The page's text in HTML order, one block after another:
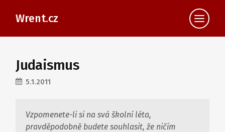
Wrent.cz
Judaismus
5.1.2011
Vzpomenete-li si na svá školní léta,
pravděpodobně budete souhlasit, že ničím